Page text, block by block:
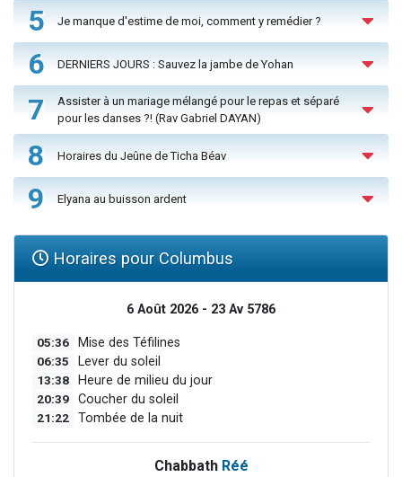
5 Je manque d'estime de moi, comment y remédier ?
6 DERNIERS JOURS : Sauvez la jambe de Yohan
7
Assister à un mariage mélangé pour le repas et séparé
pour les danses ?! (Rav Gabriel DAYAN)
8 Horaires du Jeûne de Ticha Béav
9 Elyana au buisson ardent
Horaires pour Columbus
6 Août 2026 - 23 Av 5786
05:36 Mise des Téfilines
06:35 Lever du soleil
13:38 Heure de milieu du jour
20:39 Coucher du soleil
21:22 Tombée de la nuit
Chabbath Réé